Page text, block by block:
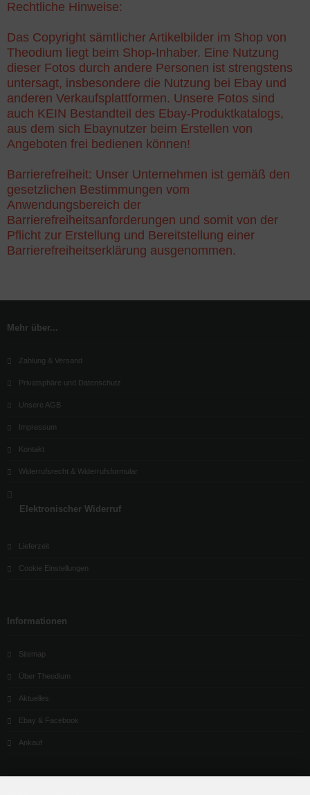
Rechtliche Hinweise:
Das Copyright sämtlicher Artikelbilder im Shop von
Theodium liegt beim Shop-Inhaber. Eine Nutzung
dieser Fotos durch andere Personen ist strengstens
untersagt, insbesondere die Nutzung bei Ebay und
anderen Verkaufsplattformen. Unsere Fotos sind
auch KEIN Bestandteil des Ebay-Produktkatalogs,
aus dem sich Ebaynutzer beim Erstellen von
Angeboten frei bedienen können!
Barrierefreiheit: Unser Unternehmen ist gemäß den
gesetzlichen Bestimmungen vom
Anwendungsbereich der
Barrierefreiheitsanforderungen und somit von der
Pflicht zur Erstellung und Bereitstellung einer
Barrierefreiheitserklärung ausgenommen.
Mehr über...
Zahlung & Versand
Privatsphäre und Datenschutz
Unsere AGB
Impressum
Kontakt
Widerrufsrecht & Widerrufsformular
Elektronischer Widerruf
Lieferzeit
Cookie Einstellungen
Informationen
Sitemap
Über Theodium
Aktuelles
Ebay & Facebook
Ankauf